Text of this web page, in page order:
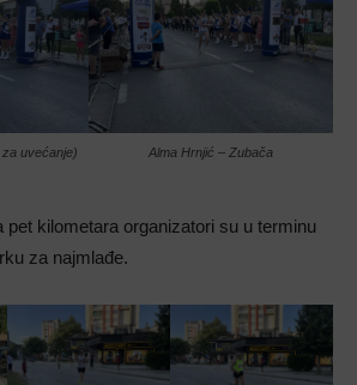
uvećanje) Alma Hrnjić – Zubača
pet kilometara organizatori su u terminu
za najmlađe.